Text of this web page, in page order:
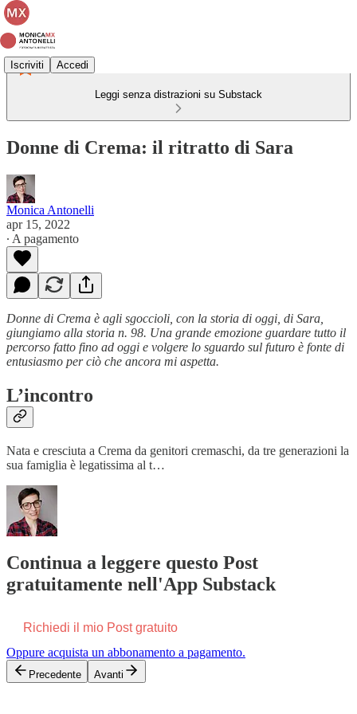
Iscriviti Accedi
Leggi senza distrazioni su Substack
Donne di Crema: il ritratto di Sara
Monica Antonelli
apr 15, 2022
∙ A pagamento
Donne di Crema è agli sgoccioli, con la storia di oggi, di Sara,
giungiamo alla storia n. 98. Una grande emozione guardare tutto il
percorso fatto fino ad oggi e volgere lo sguardo sul futuro è fonte di
entusiasmo per ciò che ancora mi aspetta.
L’incontro
Nata e cresciuta a Crema da genitori cremaschi, da tre generazioni la
sua famiglia è legatissima al t…
Continua a leggere questo Post
gratuitamente nell'App Substack
Richiedi il mio Post gratuito
Oppure acquista un abbonamento a pagamento.
Precedente Avanti